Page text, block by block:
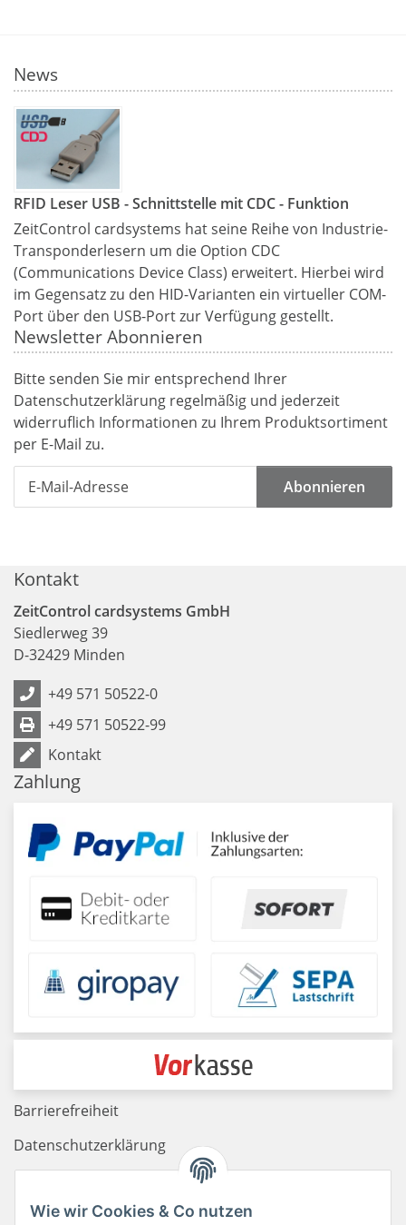
Wie wir Cookies & Co nutzen
News
RFID Leser USB - Schnittstelle mit CDC - Funktion
ZeitControl cardsystems hat seine Reihe von Industrie-
Transponderlesern um die Option CDC
(Communications Device Class) erweitert. Hierbei wird
im Gegensatz zu den HID-Varianten ein virtueller COM-
Port über den USB-Port zur Verfügung gestellt.
Newsletter Abonnieren
Bitte senden Sie mir entsprechend Ihrer
Datenschutzerklärung regelmäßig und jederzeit
widerruflich Informationen zu Ihrem Produktsortiment
per E-Mail zu.
Abonnieren
Kontakt
ZeitControl cardsystems GmbH
Siedlerweg 39
D-32429 Minden
+49 571 50522-0
+49 571 50522-99
Kontakt
Zahlung
Barrierefreiheit
Datenschutzerklärung
Newsletter